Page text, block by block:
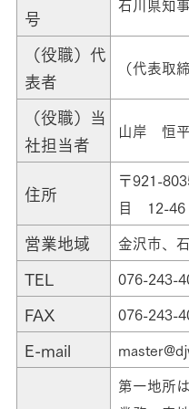
号
（役職）代
表者
（代表
（役職）当
社担当者
山岸 恒平
住所
〒921-
目 12-46
営業地域 金沢市、
TEL 076-243-
FAX 076-243-
E-mail
第一地所